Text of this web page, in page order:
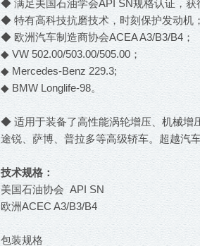
◆ 满足美国石油学会API SN规格认证，获
◆ 特有高科技抗磨技术，时刻保护发动机；
◆ 欧洲汽车制造商协会ACEA A3/B3/B4；
◆ VW 502.00/503.00/505.00；
◆ Mercedes-Benz 229.3;
◆ BMW Longlife-98。
◆ 适用于装备了高性能涡轮增压、机械增
途锐、萨博、普拉多等高级轿车。超越汽
技术规格：
美国石油协会 API SN
欧洲ACEC A3/B3/B4
包装规格